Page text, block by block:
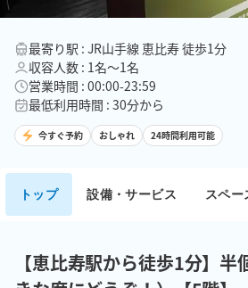
最寄り駅 : JR山手線 恵比寿 徒歩1分
収容人数 : 1名〜1名
営業時間 : 00:00-23:59
最低利用時間 : 30分から
今すぐ予約 おしゃれ 24時間利用可能
トップ 設備・サービス スペー
【恵比寿駅から徒歩1分】